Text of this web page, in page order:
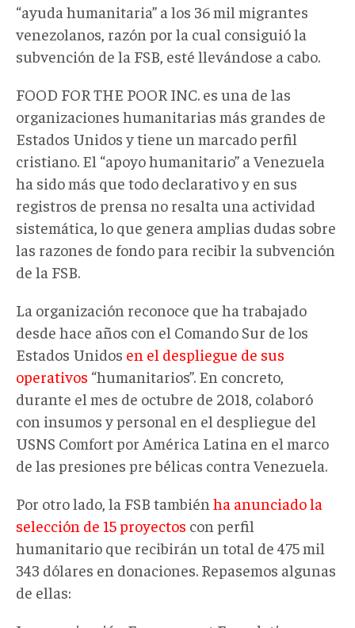
“ayuda humanitaria” a los 36 mil migrantes
venezolanos, razón por la cual consiguió la
subvención de la FSB, esté llevándose a cabo.
FOOD FOR THE POOR INC. es una de las
organizaciones humanitarias más grandes de
Estados Unidos y tiene un marcado perfil
cristiano. El “apoyo humanitario” a Venezuela
ha sido más que todo declarativo y en sus
registros de prensa no resalta una actividad
sistemática, lo que genera amplias dudas sobre
las razones de fondo para recibir la subvención
de la FSB.
La organización reconoce que ha trabajado
desde hace años con el Comando Sur de los
Estados Unidos en el despliegue de sus
operativos “humanitarios”. En concreto,
durante el mes de octubre de 2018, colaboró
con insumos y personal en el despliegue del
USNS Comfort por América Latina en el marco
de las presiones pre bélicas contra Venezuela.
Por otro lado, la FSB también ha anunciado la
selección de 15 proyectos con perfil
humanitario que recibirán un total de 475 mil
343 dólares en donaciones. Repasemos algunas
de ellas: